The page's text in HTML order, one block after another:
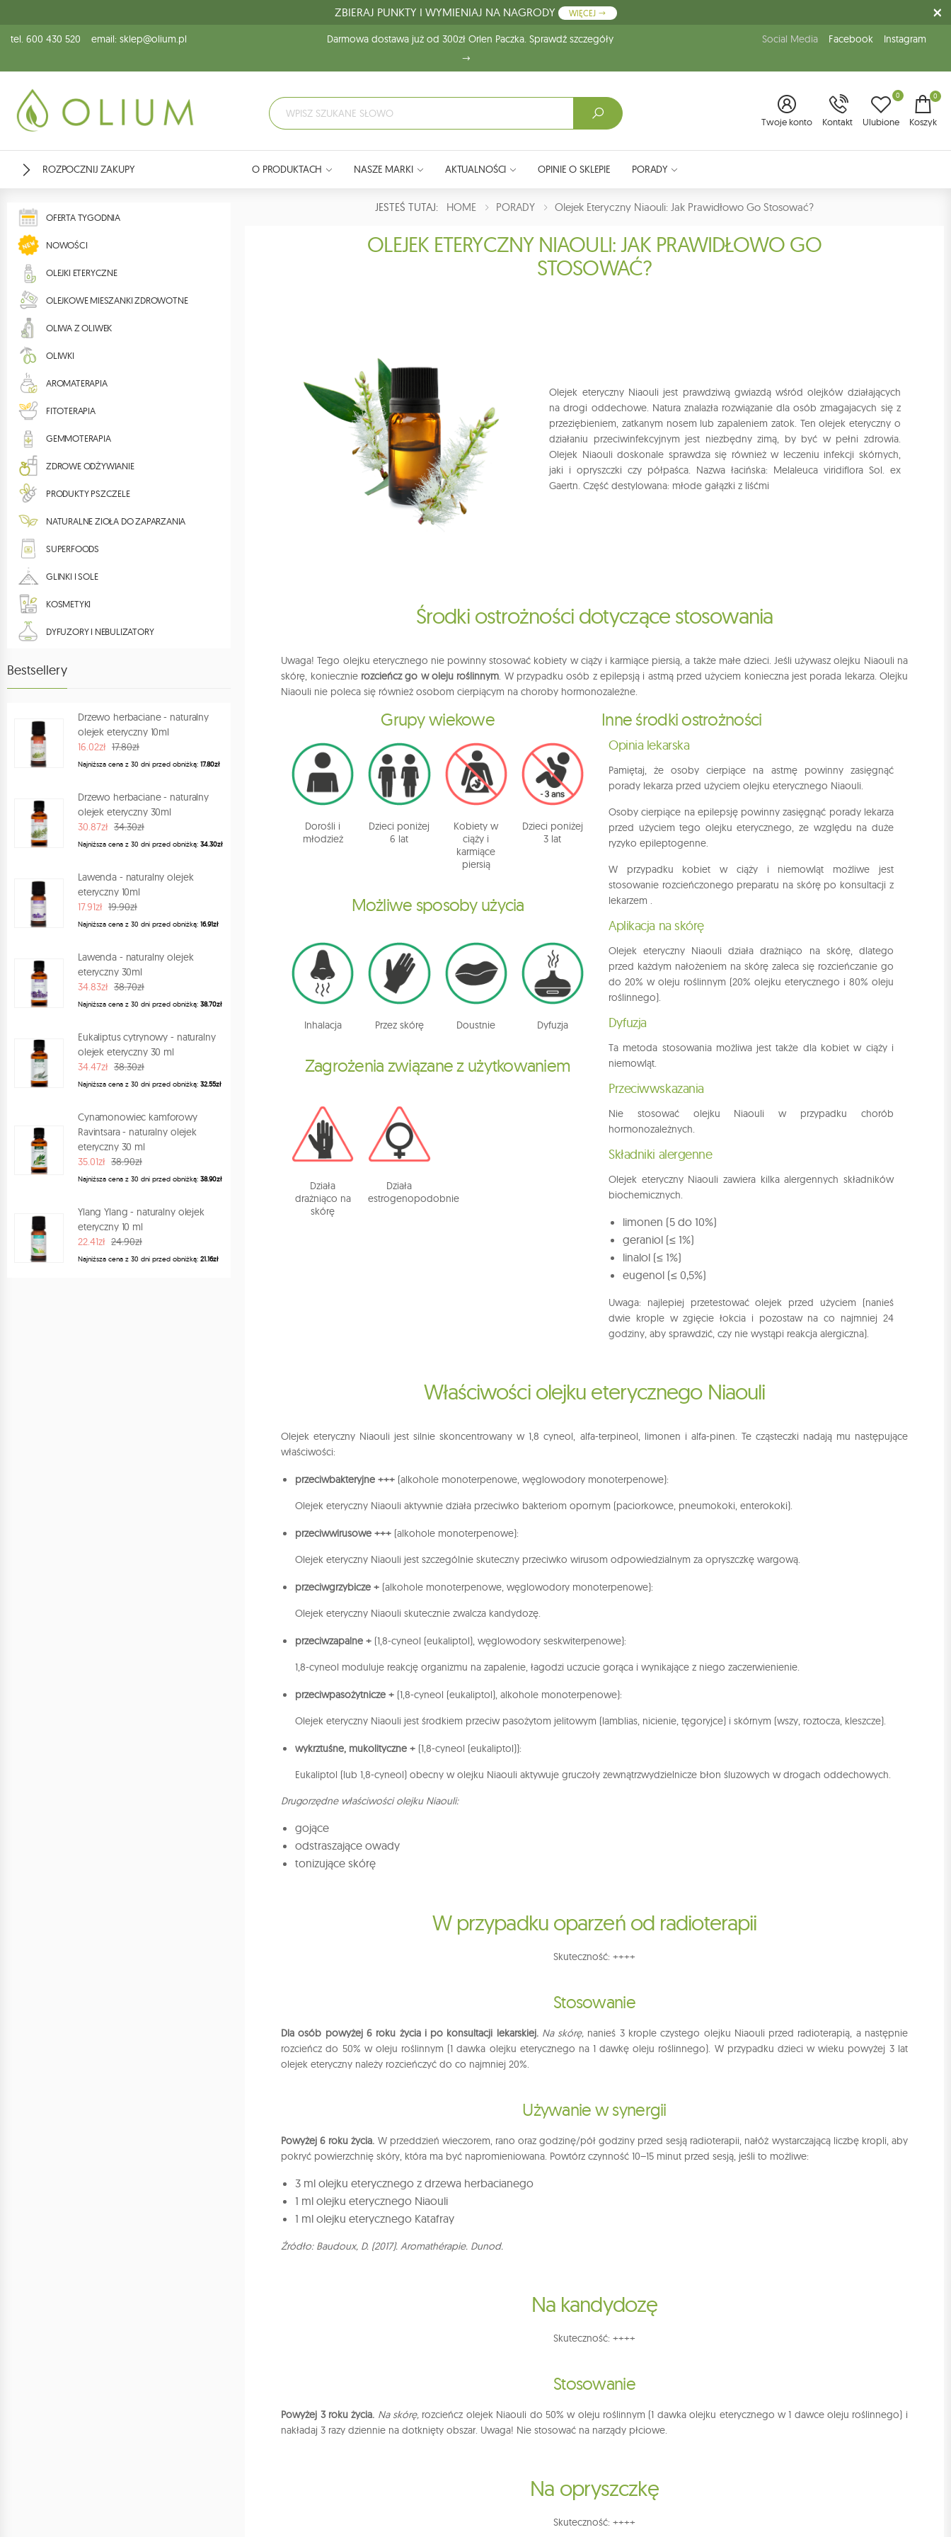
ZBIERAJ PUNKTY I WYMIENIAJ NA NAGRODY WIĘCEJ
tel. 600 430 520 email: sklep@olium.pl Darmowa dostawa już od 300zł Orlen Paczka. Sprawdź szczegóły Social Media Facebook Instagram
Twoje konto Kontakt Ulubione
0 0
Koszyk
ROZPOCZNIJ ZAKUPY O PRODUKTACH NASZE MARKI AKTUALNOŚCI OPINIE O SKLEPIE PORADY
JESTEŚ TUTAJ: HOME PORADY Olejek Eteryczny Niaouli: Jak Prawidłowo Go Stosować?
OLEJEK ETERYCZNY NIAOULI: JAK PRAWIDŁOWO GO
STOSOWAĆ?
Olejek eteryczny Niaouli jest prawdziwą gwiazdą wśród olejków działających
na drogi oddechowe. Natura znalazła rozwiązanie dla osób zmagajacych się z
przeziębieniem, zatkanym nosem lub zapaleniem zatok. Ten olejek eteryczny o
działaniu przeciwinfekcyjnym jest niezbędny zimą, by być w pełni zdrowia.
Olejek Niaouli doskonale sprawdza się również w leczeniu infekcji skórnych,
jaki i opryszczki czy półpaśca. Nazwa łacińska: Melaleuca viridiflora Sol. ex
Gaertn. Część destylowana: młode gałązki z liśćmi
Środki ostrożności dotyczące stosowania
Uwaga! Tego olejku eterycznego nie powinny stosować kobiety w ciąży i karmiące piersią, a także małe dzieci. Jeśli używasz olejku Niaouli na
skórę, koniecznie rozcieńcz go w oleju roślinnym. W przypadku osób z epilepsją i astmą przed użyciem konieczna jest porada lekarza. Olejku
Niaouli nie poleca się również osobom cierpiącym na choroby hormonozależne.
Grupy wiekowe
Dorośli i
młodzież
Dzieci poniżej
6 lat
Kobiety w
ciąży i
karmiące
piersią
Dzieci poniżej
3 lat
Możliwe sposoby użycia
Inhalacja Przez skórę Doustnie Dyfuzja
Zagrożenia związane z użytkowaniem
Działa
drażniąco na
skórę
Działa
estrogenopodobnie
Inne środki ostrożności
Opinia lekarska
Pamiętaj, że osoby cierpiące na astmę powinny zasięgnąć
porady lekarza przed użyciem olejku eterycznego Niaouli.
Osoby cierpiące na epilepsję powinny zasięgnąć porady lekarza
przed użyciem tego olejku eterycznego, ze względu na duże
ryzyko epileptogenne.
W przypadku kobiet w ciąży i niemowląt możliwe jest
stosowanie rozcieńczonego preparatu na skórę po konsultacji z
lekarzem .
Aplikacja na skórę
Olejek eteryczny Niaouli działa drażniąco na skórę, dlatego
przed każdym nałożeniem na skórę zaleca się rozcieńczanie go
do 20% w oleju roślinnym (20% olejku eterycznego i 80% oleju
roślinnego).
Dyfuzja
Ta metoda stosowania możliwa jest także dla kobiet w ciąży i
niemowląt.
Przeciwwskazania
Nie stosować olejku Niaouli w przypadku chorób
hormonozależnych.
Składniki alergenne
Olejek eteryczny Niaouli zawiera kilka alergennych składników
biochemicznych.
limonen (5 do 10%)
geraniol (≤ 1%)
linalol (≤ 1%)
eugenol (≤ 0,5%)
Uwaga: najlepiej przetestować olejek przed użyciem (nanieś
dwie krople w zgięcie łokcia i pozostaw na co najmniej 24
godziny, aby sprawdzić, czy nie wystąpi reakcja alergiczna).
Właściwości olejku eterycznego Niaouli
Olejek eteryczny Niaouli jest silnie skoncentrowany w 1,8 cyneol, alfa-terpineol, limonen i alfa-pinen. Te cząsteczki nadają mu następujące
właściwości:
przeciwbakteryjne +++ (alkohole monoterpenowe, węglowodory monoterpenowe):
Olejek eteryczny Niaouli aktywnie działa przeciwko bakteriom opornym (paciorkowce, pneumokoki, enterokoki).
przeciwwirusowe +++ (alkohole monoterpenowe):
Olejek eteryczny Niaouli jest szczególnie skuteczny przeciwko wirusom odpowiedzialnym za opryszczkę wargową.
przeciwgrzybicze + (alkohole monoterpenowe, węglowodory monoterpenowe):
Olejek eteryczny Niaouli skutecznie zwalcza kandydozę.
przeciwzapalne + (1,8-cyneol (eukaliptol), węglowodory seskwiterpenowe):
1,8-cyneol moduluje reakcję organizmu na zapalenie, łagodzi uczucie gorąca i wynikające z niego zaczerwienienie.
przeciwpasożytnicze + (1,8-cyneol (eukaliptol), alkohole monoterpenowe):
Olejek eteryczny Niaouli jest środkiem przeciw pasożytom jelitowym (lamblias, nicienie, tęgoryjce) i skórnym (wszy, roztocza, kleszcze).
wykrztuśne, mukolityczne + (1,8-cyneol (eukaliptol)):
Eukaliptol (lub 1,8-cyneol) obecny w olejku Niaouli aktywuje gruczoły zewnątrzwydzielnicze błon śluzowych w drogach oddechowych.
Drugorzędne właściwości olejku Niaouli:
gojące
odstraszające owady
tonizujące skórę
W przypadku oparzeń od radioterapii
Skuteczność: ++++
Stosowanie
Dla osób powyżej 6 roku życia i po konsultacji lekarskiej. Na skórę, nanieś 3 krople czystego olejku Niaouli przed radioterapią, a następnie
rozcieńcz do 50% w oleju roślinnym (1 dawka olejku eterycznego na 1 dawkę oleju roślinnego). W przypadku dzieci w wieku powyżej 3 lat
olejek eteryczny należy rozcieńczyć do co najmniej 20%.
Używanie w synergii
Powyżej 6 roku życia. W przeddzień wieczorem, rano oraz godzinę/pół godziny przed sesją radioterapii, nałóż wystarczającą liczbę kropli, aby
pokryć powierzchnię skóry, która ma być napromieniowana. Powtórz czynność 10–15 minut przed sesją, jeśli to możliwe:
3 ml olejku eterycznego z drzewa herbacianego
1 ml olejku eterycznego Niaouli
1 ml olejku eterycznego Katafray
Źródło: Baudoux, D. (2017). Aromathérapie. Dunod.
Na kandydozę
Skuteczność: ++++
Stosowanie
Powyżej 3 roku życia. Na skórę, rozcieńcz olejek Niaouli do 50% w oleju roślinnym (1 dawka olejku eterycznego w 1 dawce oleju roślinnego) i
nakładaj 3 razy dziennie na dotknięty obszar. Uwaga! Nie stosować na narządy płciowe.
Na opryszczkę
Skuteczność: ++++
OFERTA TYGODNIA
NOWOŚCI
OLEJKI ETERYCZNE
OLEJKOWE MIESZANKI ZDROWOTNE
OLIWA Z OLIWEK
OLIWKI
AROMATERAPIA
FITOTERAPIA
GEMMOTERAPIA
ZDROWE ODŻYWIANIE
PRODUKTY PSZCZELE
NATURALNE ZIOŁA DO ZAPARZANIA
SUPERFOODS
GLINKI I SOLE
KOSMETYKI
DYFUZORY I NEBULIZATORY
AKCESORIA ZAPACHOWE
HERBATY
SPRAYE ZAPACHOWE DO WNĘTRZ
KSIĄŻKI
POMYSŁY NA PREZENT
PROGRAM LOJALNOŚCIOWY
Bestsellery
Drzewo herbaciane - naturalny
olejek eteryczny 10ml
16.02zł 17.80zł
Najniższa cena z 30 dni przed obniżką: 17.80zł
Drzewo herbaciane - naturalny
olejek eteryczny 30ml
30.87zł 34.30zł
Najniższa cena z 30 dni przed obniżką: 34.30zł
Lawenda - naturalny olejek
eteryczny 10ml
17.91zł 19.90zł
Najniższa cena z 30 dni przed obniżką: 16.91zł
Lawenda - naturalny olejek
eteryczny 30ml
34.83zł 38.70zł
Najniższa cena z 30 dni przed obniżką: 38.70zł
Eukaliptus cytrynowy - naturalny
olejek eteryczny 30 ml
34.47zł 38.30zł
Najniższa cena z 30 dni przed obniżką: 32.55zł
Cynamonowiec kamforowy
Ravintsara - naturalny olejek
eteryczny 30 ml
35.01zł 38.90zł
Najniższa cena z 30 dni przed obniżką: 38.90zł
Ylang Ylang - naturalny olejek
eteryczny 10 ml
22.41zł 24.90zł
Najniższa cena z 30 dni przed obniżką: 21.16zł